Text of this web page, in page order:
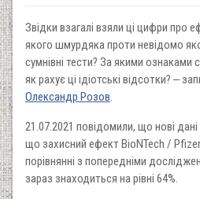
Звідки взагалі взяли ці цифри про
якого шмурдяка проти невідомо
сумнівні тести? За якими ознаками
як рахує ці ідіотські відсотки? ‒
Олександр Розов.
21.07.2021 повідомили, що нові
що захисний ефект BioNTech / Pfizer
порівнянні з попередніми
зараз знаходиться на рівні 64%.